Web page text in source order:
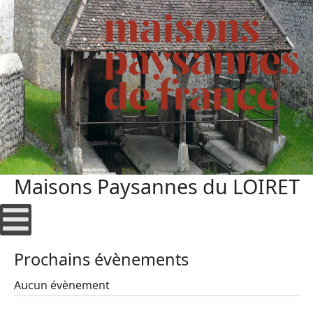
Maisons Paysannes du LOIRET
Prochains évènements
Aucun évènement